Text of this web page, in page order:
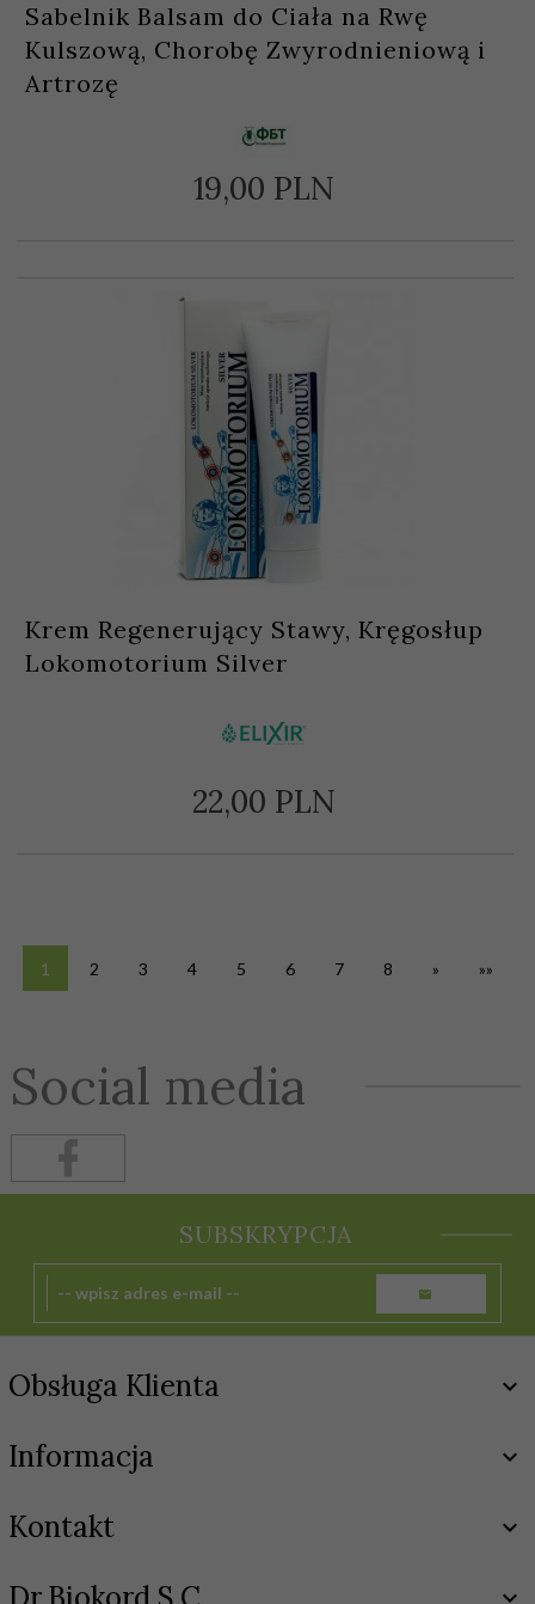
Sabelnik Balsam do Ciała na Rwę
Kulszową, Chorobę Zwyrodnieniową i
Artrozę
19,00 PLN
Krem Regenerujący Stawy, Kręgosłup
Lokomotorium Silver
22,00 PLN
1 2 3 4 5 6 7 8 » »»
Social media
SUBSKRYPCJA
Obsługa Klienta
Informacja
Kontakt